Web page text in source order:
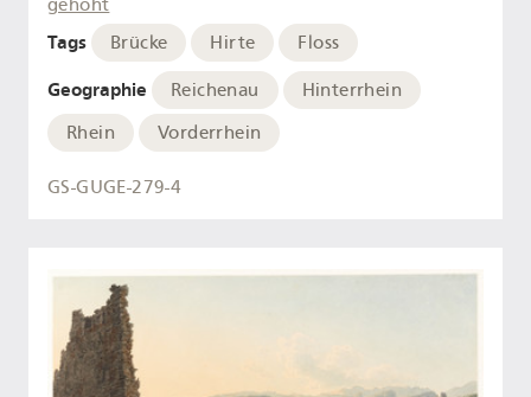
gehöht
Tags Brücke Hirte Floss
Geographie Reichenau
Hinterrhein
Rhein
Vorderrhein
GS-GUGE-279-4